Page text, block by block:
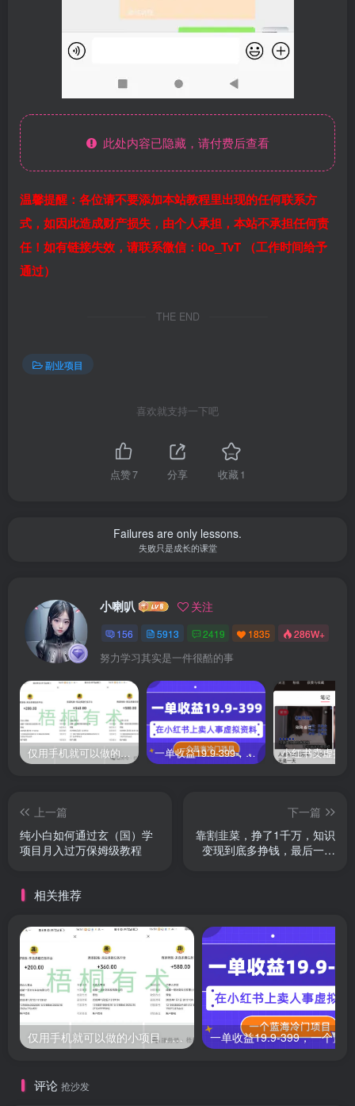
此处内容已隐藏，请付费后查看
温馨提醒：各位请不要添加本站教程里出现的任何联系方
式，如因此造成财产损失，由个人承担，本站不承担任何责
任！如有链接失效，请联系微信：i0o_TvT （工作时间给予
通过）
THE END
副业项目
喜欢就支持一下吧
点赞7 分享 收藏1
Failures are only lessons.
失败只是成长的课堂
小喇叭 关注
156 5913 2419 1835 286W+
努力学习其实是一件很酷的事
仅用手机就可以做的小项目，当天就能见钱，每天100-300 一单收益19.9-399，一个蓝海冷门项目，在小红书上卖人事虚拟资料
上一篇
纯小白如何通过玄（国）学
项目月入过万保姆级教程
下一篇
靠割韭菜，挣了1千万，知识
变现到底多挣钱，最后一个
相关推荐
仅用手机就可以做的小项目，当天就能见钱，每天100-300
评论 抢沙发